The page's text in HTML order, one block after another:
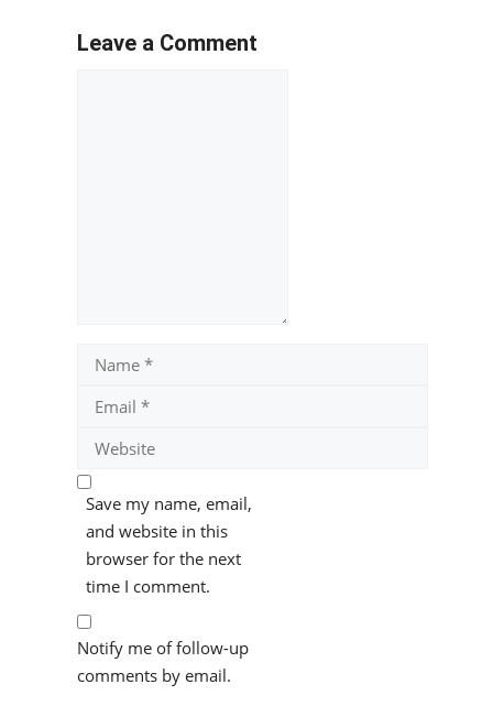
Leave a Comment
Name
Email
Website
Save my name, email,
and website in this
browser for the next
time I comment.
Notify me of follow-up
comments by email.